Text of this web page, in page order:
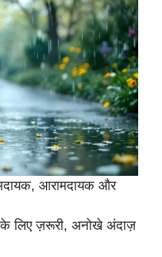
आरामदायक और
के लिए ज़रूरी, अनोखे अंदाज़